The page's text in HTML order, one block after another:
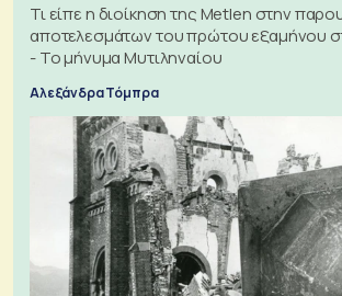
Τι είπε η διοίκηση της Metlen στην
αποτελεσμάτων του πρώτου εξαμήνου
- Το μήνυμα Μυτιληναίου
Αλεξάνδρα Τόμπρα